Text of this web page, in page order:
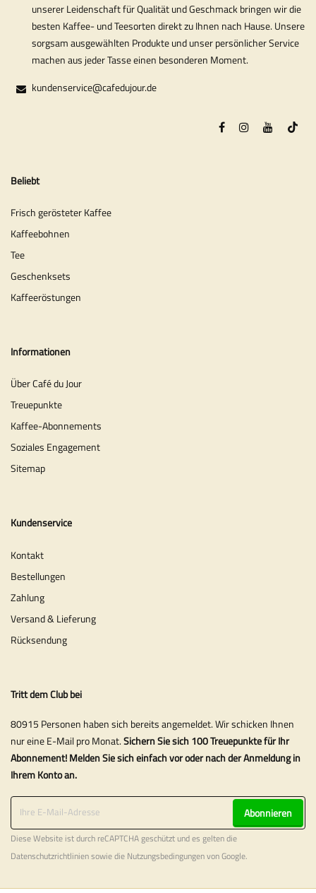
unserer Leidenschaft für Qualität und Geschmack bringen wir die
besten Kaffee- und Teesorten direkt zu Ihnen nach Hause. Unsere
sorgsam ausgewählten Produkte und unser persönlicher Service
machen aus jeder Tasse einen besonderen Moment.
kundenservice@cafedujour.de
Beliebt
Frisch gerösteter Kaffee
Kaffeebohnen
Tee
Geschenksets
Kaffeeröstungen
Informationen
Über Café du Jour
Treuepunkte
Kaffee-Abonnements
Soziales Engagement
Sitemap
Kundenservice
Kontakt
Bestellungen
Zahlung
Versand & Lieferung
Rücksendung
Tritt dem Club bei
80915 Personen haben sich bereits angemeldet. Wir schicken Ihnen
nur eine E-Mail pro Monat.Sichern Sie sich 100 Treuepunkte für Ihr
Abonnement! Melden Sie sich einfach vor oder nach der Anmeldung in
Ihrem Konto an.
Abonnieren
Diese Website ist durch reCAPTCHA geschützt und es gelten die
Datenschutzrichtliniensowie die Nutzungsbedingungenvon Google.